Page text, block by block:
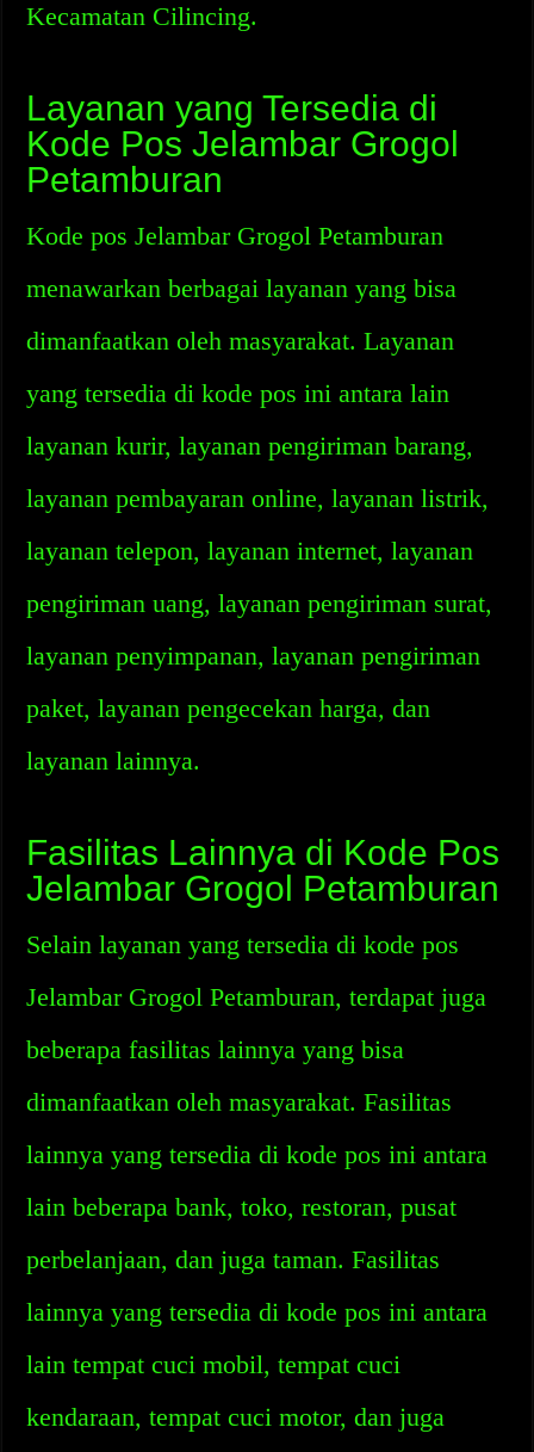
Kecamatan Cilincing.
Layanan yang Tersedia di
Kode Pos Jelambar Grogol
Petamburan
Kode pos Jelambar Grogol Petamburan
menawarkan berbagai layanan yang bisa
dimanfaatkan oleh masyarakat. Layanan
yang tersedia di kode pos ini antara lain
layanan kurir, layanan pengiriman barang,
layanan pembayaran online, layanan listrik,
layanan telepon, layanan internet, layanan
pengiriman uang, layanan pengiriman surat,
layanan penyimpanan, layanan pengiriman
paket, layanan pengecekan harga, dan
layanan lainnya.
Fasilitas Lainnya di Kode Pos
Jelambar Grogol Petamburan
Selain layanan yang tersedia di kode pos
Jelambar Grogol Petamburan, terdapat juga
beberapa fasilitas lainnya yang bisa
dimanfaatkan oleh masyarakat. Fasilitas
lainnya yang tersedia di kode pos ini antara
lain beberapa bank, toko, restoran, pusat
perbelanjaan, dan juga taman. Fasilitas
lainnya yang tersedia di kode pos ini antara
lain tempat cuci mobil, tempat cuci
kendaraan, tempat cuci motor, dan juga